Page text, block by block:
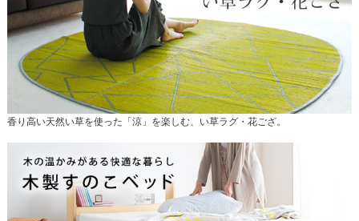
香り高い天然い草を使った「涼」を楽しむ、い草ラグ・花ござ。